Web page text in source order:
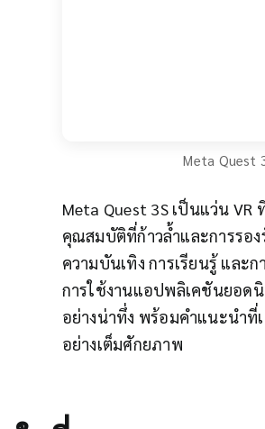
Meta Quest
Meta Quest 3S เป็นแว่น
คุณสมบัติที่ก้าวล้ำและการรอ
ความบันเทิง การเรียนรู้ และ
การใช้งานแอปพลิเคชันยอด
อย่างน่าทึ่ง พร้อมคำแนะนำที่
อย่างเต็มศักยภาพ